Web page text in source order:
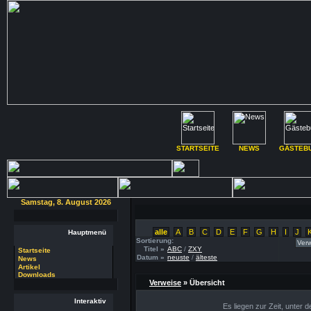
STARTSEITE NEWS
Samstag, 8. August 2026
Hauptmenü
Startseite
News
Artikel
Downloads
Interaktiv
alle A B C D E F G H I J
Sortierung:
Titel » ABC / ZXY
Datum » neuste / älteste
Verweise » Übersicht
Es liegen zur Zeit, unter